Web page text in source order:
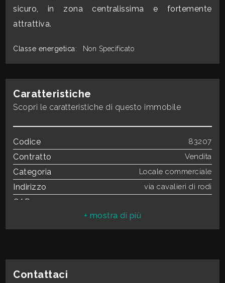
sicuro, in zona centralissima e fortemente
attrattiva.
Classe energetica: Non Specificato
Caratteristiche
Scopri le caratteristiche di questo immobile
Codice 83207
Contratto Vendita
Categoria Locale commerciale
Indirizzo via cavalieri di rodi
CAP
Zona Corso Roma
Bagni 2
Locali
Contattaci
1
4
5
5+
Bagni